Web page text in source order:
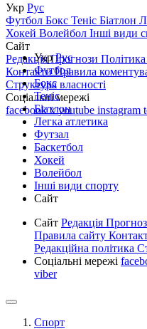
Укр Рус
Футбол Бокс Теніс Біатлон
Хокей Волейбол Інші види
Сайт
РедакціяПрогнози Політика
КонтактиПравила
Структура власності
Соціальні мережі
facebookxyoutube instagram
УкрРус
Футбол
Бокс
Теніс
Біатлон
Легка атлетика
Футзал
Баскетбол
Хокей
Волейбол
Інші види спорту
Сайт
Сайт Редакція
Правила сайту
Редакційна політика
Соціальні мережі
viber
Спорт